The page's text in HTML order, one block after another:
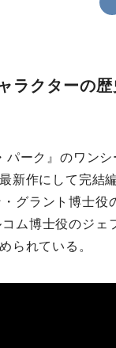
ラクターの歴
ーク』のワンシ
新作にして完結
グラント博士役
ム博士役のジェ
られている。